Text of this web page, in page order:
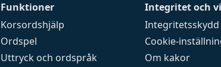
Funktioner
Korsordshjälp
Ordspel
Uttryck och ordspråk
Integritet och
Integritetsskydd
Cookie-
Om kakor